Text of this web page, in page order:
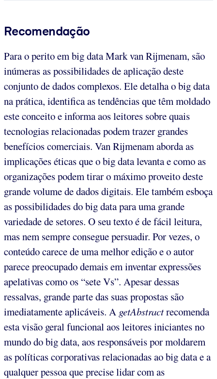
Recomendação
Para o perito em big data Mark van Rijmenam, são
inúmeras as possibilidades de aplicação deste
conjunto de dados complexos. Ele detalha o big data
na prática, identifica as tendências que têm moldado
este conceito e informa aos leitores sobre quais
tecnologias relacionadas podem trazer grandes
benefícios comerciais. Van Rijmenam aborda as
implicações éticas que o big data levanta e como as
organizações podem tirar o máximo proveito deste
grande volume de dados digitais. Ele também esboça
as possibilidades do big data para uma grande
variedade de setores. O seu texto é de fácil leitura,
mas nem sempre consegue persuadir. Por vezes, o
conteúdo carece de uma melhor edição e o autor
parece preocupado demais em inventar expressões
apelativas como os “sete Vs”. Apesar dessas
ressalvas, grande parte das suas propostas são
imediatamente aplicáveis. A getAbstractrecomenda
esta visão geral funcional aos leitores iniciantes no
mundo do big data, aos responsáveis por moldarem
as políticas corporativas relacionadas ao big data e a
qualquer pessoa que precise lidar com as